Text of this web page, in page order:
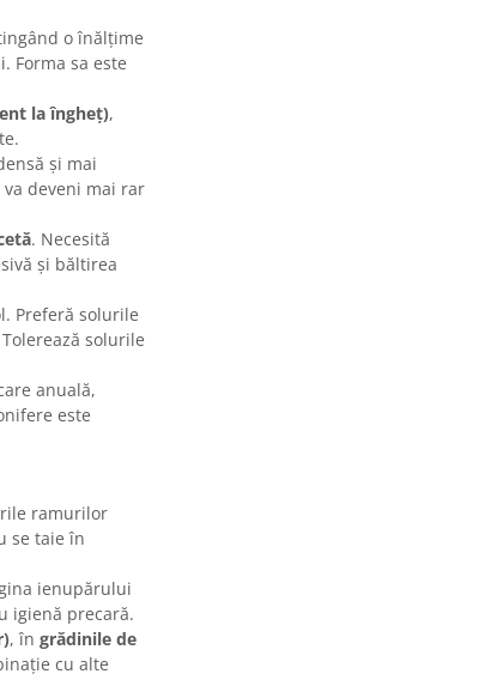
o înălțime
Forma sa este
la îngheț),
și mai
deveni mai rar
. Necesită
și băltirea
Preferă solurile
solurile
anuală,
este
ramurilor
se taie în
ienupărului
igienă precară.
, în grădinile de
cu alte